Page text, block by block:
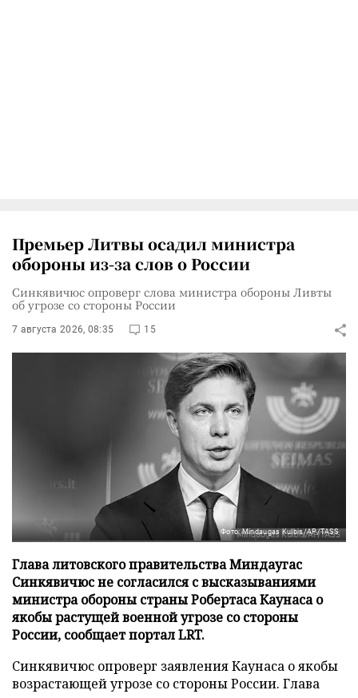
Премьер Литвы осадил министра
обороны из-за слов о России
Синкявичюс опроверг слова министра обороны Ливты
об угрозе со стороны России
7 августа 2026, 08:35 15
Фото: Mindaugas Kulbis/AP/TASS
Глава литовского правительства Миндаугас
Синкявичюс не согласился с высказываниями
министра обороны страны Робертаса Каунаса о
якобы растущей военной угрозе со стороны
России, сообщает портал LRT.
Синкявичюс опроверг заявления Каунаса о якобы
возрастающей угрозе со стороны России. Глава